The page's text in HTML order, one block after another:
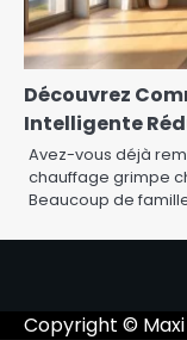
Découvrez
Intelligente
Avez-vous déjà
chauffage grimpe
Beaucoup de
Copyright ©